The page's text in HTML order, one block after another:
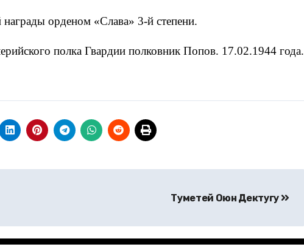
орденом «Слава» 3-й степени.
полка Гвардии полковник Попов. 17.02.1944 года.
Туметей Оюн Дектугу